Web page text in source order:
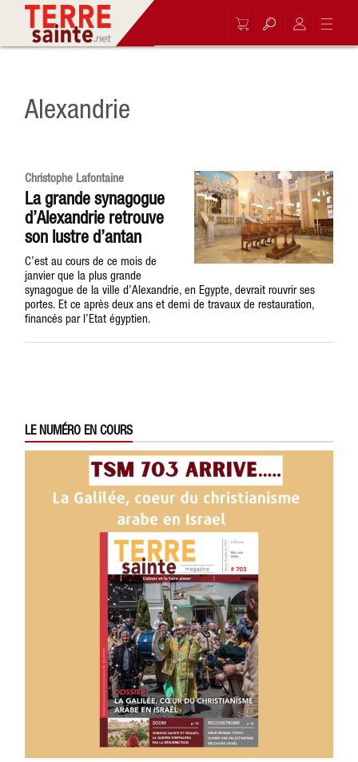
Alexandrie
Christophe Lafontaine
La grande synagogue
d’Alexandrie retrouve
son lustre d’antan
C’est au cours de ce mois de
janvier que la plus grande
synagogue de la ville d’Alexandrie, en Egypte, devrait rouvrir ses
portes. Et ce après deux ans et demi de travaux de restauration,
financés par l’Etat égyptien.
LE NUMÉRO EN COURS